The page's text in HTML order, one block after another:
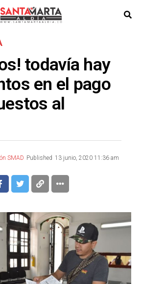
todavía hay
en el pago
al
SMAD Published 13 junio, 2020 11:36 am